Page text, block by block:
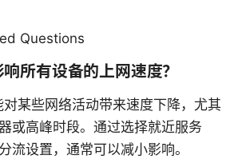
Questions
所有设备的上网速度？
某些网络活动带来速度下降，尤其
或高峰时段。通过选择就近服务
流设置，通常可以减小影响。